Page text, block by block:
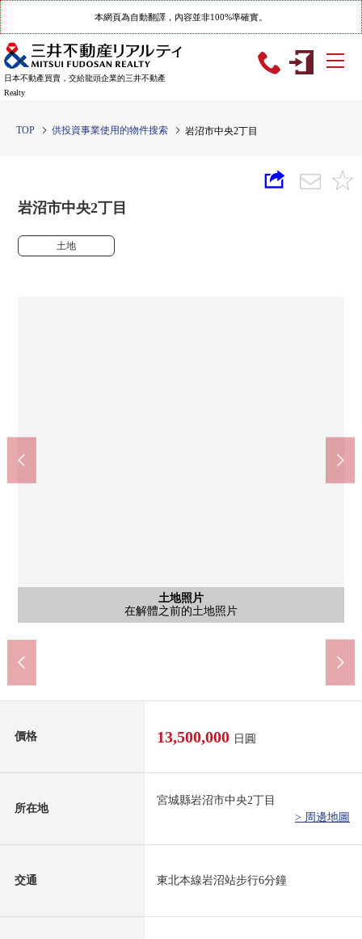
本網頁為自動翻譯，內容並非100%準確實。
日本不動產買賣，交給龍頭企業的三井不動產
Realty
TOP 供投資事業使用的物件搜索 岩沼市中央2丁目
岩沼市中央2丁目
土地
土地照片
在解體之前的土地照片
土地照片
在解體之前的土地照片
土地照片
在解體之前的土地照片
土地照片
在解體之前的土地照片
土地照片
在解體之前的土地照片
土地照片
在解體之前的土地照片
土地照片
在解體之前的土地照片
土地照片
在解體之前的土地照片
土地照片
在解體之前的土地照片
土地照片
在解體之前的土地照片
土地照片
在解體之前的土地照片
含有前面道路的外觀
前面道路
含有前面道路的外觀
前面道路
土地照片
在解體之前的土地照片
土地照片
在解體之前的土地照片
土地照片
在解體之前的土地照片
含有前面道路的外觀
前面道路
含有前面道路的外觀
前面道路
土地照片
在解體之前的土地照片
土地照片
在解體之前的土地照片
土地照片
在解體之前的土地照片
土地照片
在解體之前的土地照片
岩沼市立岩沼小學(約300m)
步行4分鐘
岩沼市立岩沼北中學(約990m)
步行13分鐘
TSURUHA藥品岩沼中央商店(約70m)
步行1分鐘
Lawson岩沼中央3丁目商店(約300m)
步行4分鐘
岩沼郵局(約300m)
步行4分鐘
7-Eleven岩沼櫻4丁目商店(約490m)
步行7分鐘
竹駒神社(約790m)
步行10分鐘
岩沼市政府(約820m)
步行11分鐘
食品館ito岩沼商店(約990m)
步行13分鐘
綜合南東北醫院(約1060m)
步行14分鐘
價格 13,500,000 日圓
所在地
宮城縣岩沼市中央2丁目
> 周邊地圖
交通 東北本線岩沼站步行6分鐘